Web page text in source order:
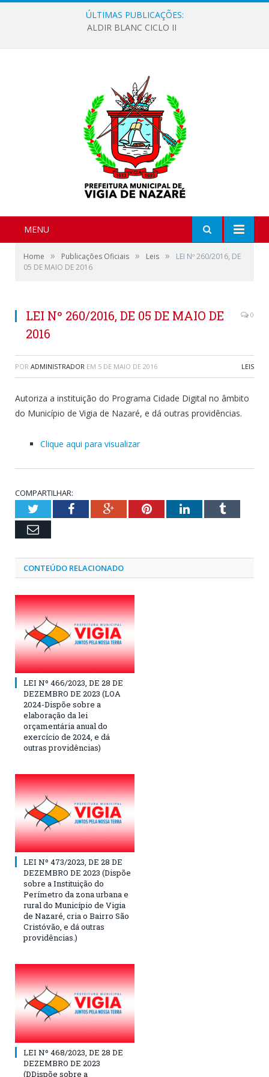
ÚLTIMAS PUBLICAÇÕES:
ALDIR BLANC CICLO II
MENU
Home » Publicações Oficiais » Leis »
LEI Nº 260/2016, DE
05 DE MAIO DE 2016
LEI Nº 260/2016, DE 05 DE MAIO DE
2016
0
POR ADMINISTRADOR EM 5 DE MAIO DE 2016 LEIS
Autoriza a instituição do Programa Cidade Digital no âmbito
do Município de Vigia de Nazaré, e dá outras providências.
Clique aqui para visualizar
COMPARTILHAR:
TwitterFacebookGoogle+PinterestLinkedInTumblr
Email
CONTEÚDO RELACIONADO
LEI Nº 466/2023, DE 28 DE
DEZEMBRO DE 2023 (LOA
2024-Dispõe sobre a
elaboração da lei
orçamentária anual do
exercício de 2024, e dá
outras providências)
LEI Nº 473/2023, DE 28 DE
DEZEMBRO DE 2023 (Dispõe
sobre a Instituição do
Perímetro da zona urbana e
rural do Município de Vigia
de Nazaré, cria o Bairro São
Cristóvão, e dá outras
providências.)
LEI Nº 468/2023, DE 28 DE
DEZEMBRO DE 2023
(DDispõe sobre a